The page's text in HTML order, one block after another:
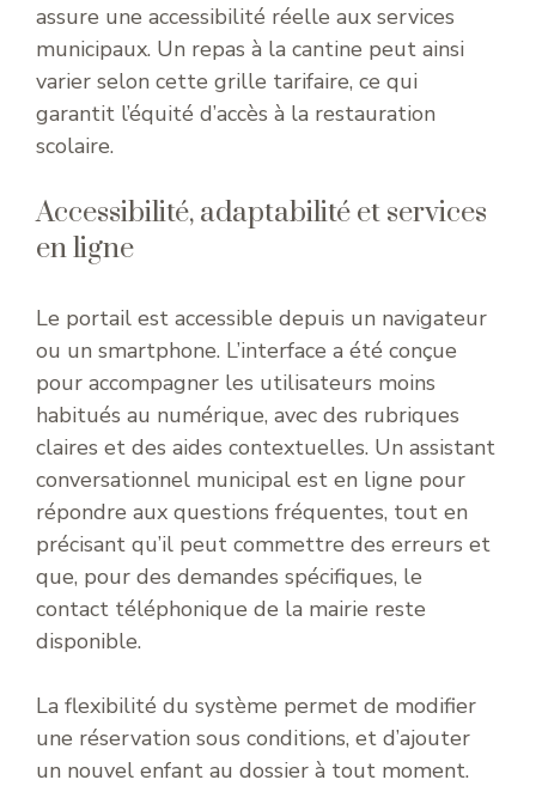
assure une accessibilité réelle aux services
municipaux. Un repas à la cantine peut ainsi
varier selon cette grille tarifaire, ce qui
garantit l’équité d’accès à la restauration
scolaire.
Accessibilité, adaptabilité et services
en ligne
Le portail est accessible depuis un navigateur
ou un smartphone. L’interface a été conçue
pour accompagner les utilisateurs moins
habitués au numérique, avec des rubriques
claires et des aides contextuelles. Un assistant
conversationnel municipal est en ligne pour
répondre aux questions fréquentes, tout en
précisant qu’il peut commettre des erreurs et
que, pour des demandes spécifiques, le
contact téléphonique de la mairie reste
disponible.
La flexibilité du système permet de modifier
une réservation sous conditions, et d’ajouter
un nouvel enfant au dossier à tout moment.